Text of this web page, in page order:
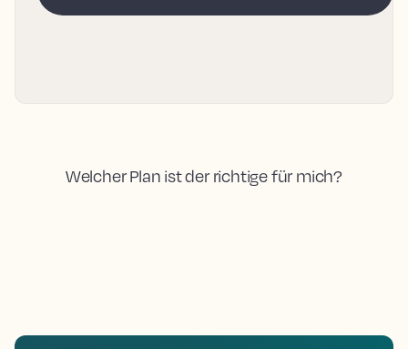
Welcher Plan ist der richtige für mich?